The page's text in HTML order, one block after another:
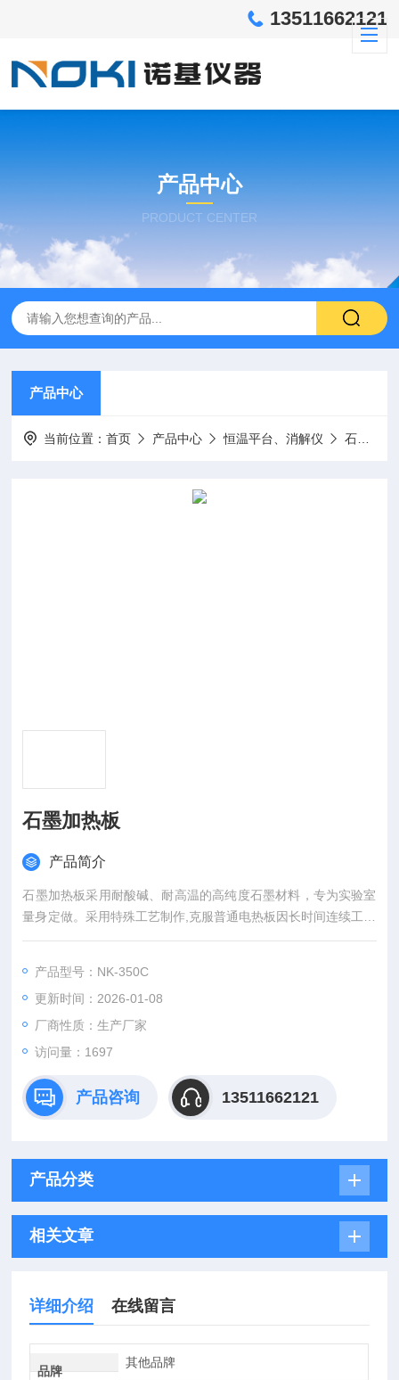
13511662121
产品中心
PRODUCT CENTER
产品中心
当前位置：首页 产品中心 恒温平台、消解仪 石墨加热板
石墨加热板
产品简介
石墨加热板采用耐酸碱、耐高温的高纯度石墨材料，专为实验室
量身定做。采用特殊工艺制作,克服普通电热板因长时间连续工作
而易损坏的弊端。
产品型号：NK-350C
更新时间：2026-01-08
厂商性质：生产厂家
访问量：1697
产品咨询 13511662121
产品分类
相关文章
详细介绍 在线留言
品牌
其他品牌